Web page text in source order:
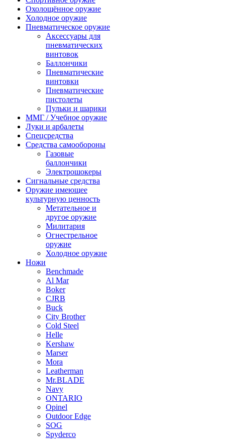
Охолощённое оружие
Холодное оружие
Пневматическое оружие
Аксессуары для
пневматических
винтовок
Баллончики
Пневматические
винтовки
Пневматические
пистолеты
Пульки и шарики
ММГ / Учебное оружие
Луки и арбалеты
Спецсредства
Средства самообороны
Газовые
баллончики
Электрошокеры
Сигнальные средства
Оружие имеющее
культурную ценность
Метательное и
другое оружие
Милитария
Огнестрельное
оружие
Холодное оружие
Ножи
Benchmade
Al Mar
Boker
CJRB
Buck
City Brother
Cold Steel
Helle
Kershaw
Marser
Mora
Leatherman
Mr.BLADE
Navy
ONTARIO
Opinel
Outdoor Edge
SOG
Spyderco